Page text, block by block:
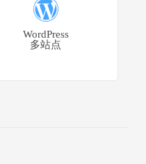
WordPress
多站点